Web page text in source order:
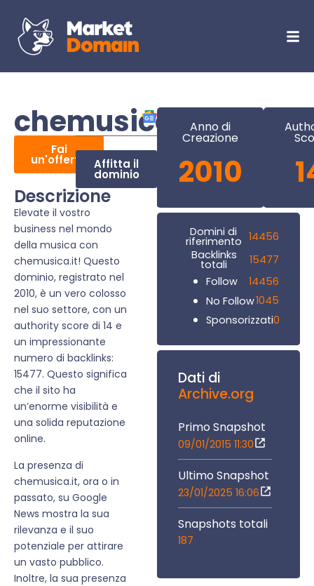
chemusica.it
Fai
un'offerta Affitta il
dominio
Descrizione
Elevate il vostro
business nel mondo
della musica con
chemusica.it! Questo
dominio, registrato nel
2010, è un vero colosso
nel suo settore, con un
authority score di 14 e
un impressionante
numero di backlinks:
15477. Questo significa
che il sito ha
un’enorme visibilità e
una solida reputazione
online.
La presenza di
chemusica.it, ora o in
passato, su Google
News mostra la sua
rilevanza e il suo
potenziale per attirare
un vasto pubblico.
Inoltre, la sua presenza
Anno di
Creazione
2010
Domini di
riferimento 14456
Backlinks
totali
15477
Follow
14456
No Follow1045
Sponsorizzati0
Dati di
Archive.org
Primo Snapshot
09/01/2015 11:30
Ultimo Snapshot
23/01/2025 16:06
Snapshots totali
187